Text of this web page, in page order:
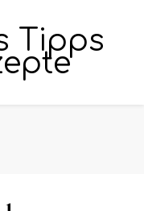
Tipps